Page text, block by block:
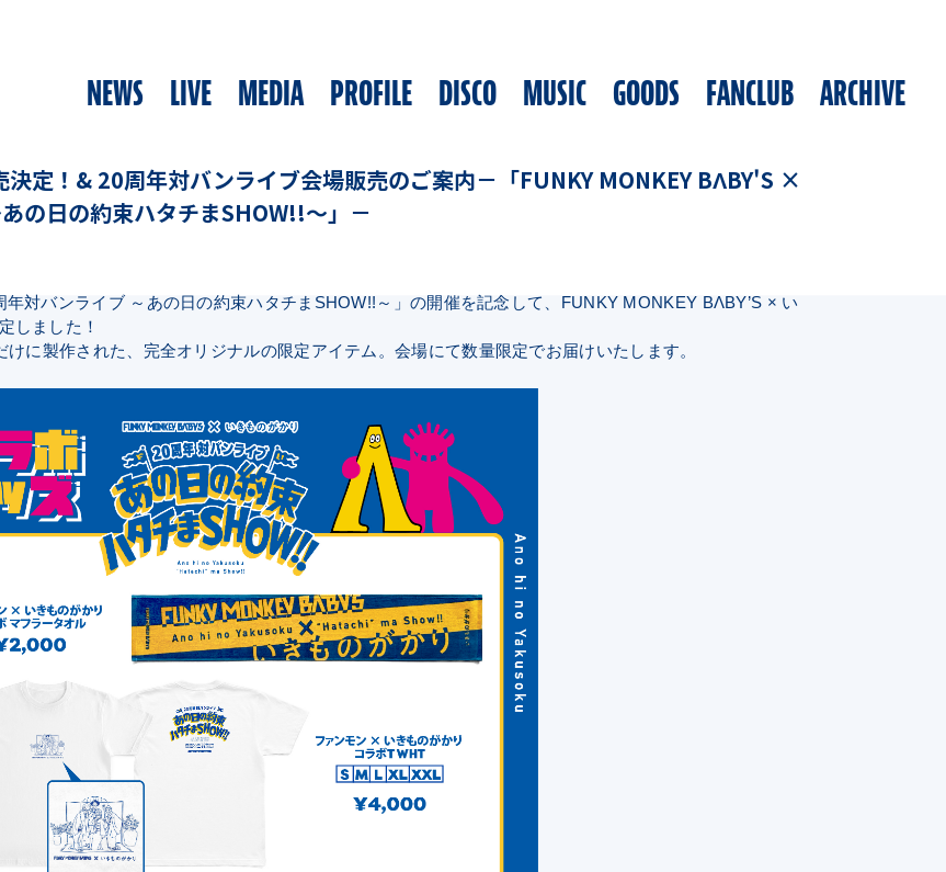
NEWS LIVE MEDIA PROFILE DISCO MUSIC GOODS FANCLUB ARCHIVE
定！& 20周年対バンライブ会場販売のご案内－「FUNKY MONKEY BΛBY'S ×
の日の約束ハタチまSHOW!!～」－
対バンライブ ～あの日の約束ハタチまSHOW!!～」の開催を記念して、FUNKY MONKEY BΛBY’S × い
しました！
に製作された、完全オリジナルの限定アイテム。会場にて数量限定でお届けいたします。